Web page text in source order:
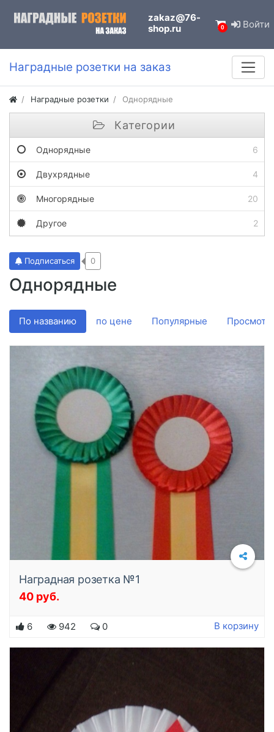
zakaz@76-
shop.ru
0 Войти
Наградные розетки на заказ
Наградные розетки Однорядные
Категории
6
Однорядные
4
Двухрядные
20
Многорядные
2
Другое
Однорядные
Подписаться 0
По названию по цене Популярные
Наградная розетка №1
40 руб.
6 942 0 В корзину